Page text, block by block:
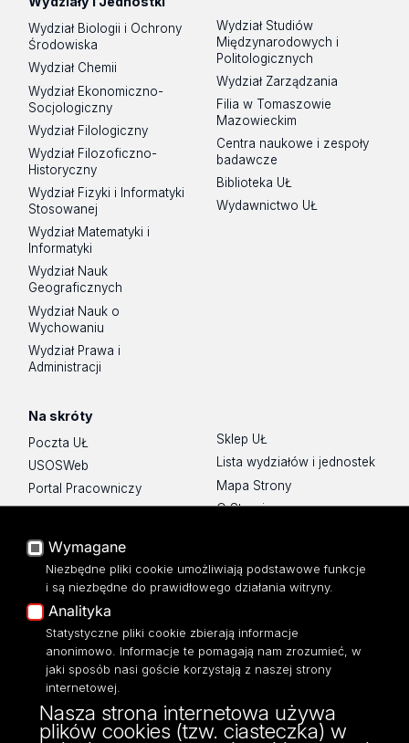
Wydział Biologii i Ochrony
Środowiska
Wydział Chemii
Wydział Ekonomiczno-
Socjologiczny
Wydział Filologiczny
Wydział Filozoficzno-
Historyczny
Wydział Fizyki i Informatyki
Stosowanej
Wydział Matematyki i
Informatyki
Wydział Nauk
Geograficznych
Wydział Nauk o
Wychowaniu
Wydział Prawa i
Administracji
Wydział Studiów
Międzynarodowych i
Politologicznych
Wydział Zarządzania
Filia w Tomaszowie
Mazowieckim
Centra naukowe i zespoły
badawcze
Biblioteka UŁ
Wydawnictwo UŁ
Na skróty
Poczta UŁ
USOSWeb
Portal Pracowniczy
Baza Aktów Własnych
Moodle
Eksperci UŁ
Polityka Prywatności
Dostępność
Sklep UŁ
Lista wydziałów i jednostek
Mapa Strony
O Stronie
ul. Narutowicza 68, 90-136 Łódź
NIP: 724 000 32 43
Wymagane
Niezbędne pliki cookie umożliwiają podstawowe funkcje
i są niezbędne do prawidłowego działania witryny.
Analityka
Statystyczne pliki cookie zbierają informacje
anonimowo. Informacje te pomagają nam zrozumieć, w
jaki sposób nasi goście korzystają z naszej strony
internetowej.
Nasza strona internetowa używa
plików cookies (tzw. ciasteczka) w